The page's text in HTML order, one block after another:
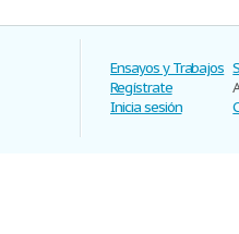
Ensayos y Trabajos
Regístrate
Inicia sesión